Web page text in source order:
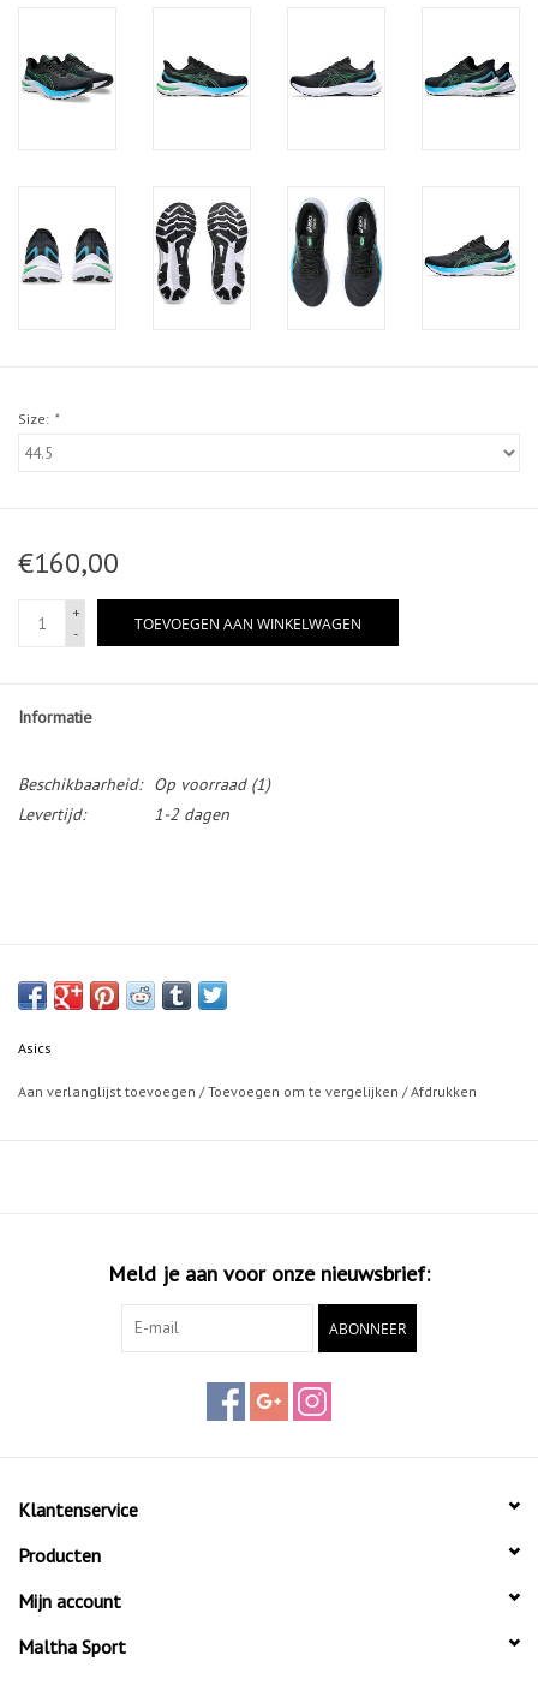
Size: *
€160,00
+
-
TOEVOEGEN AAN WINKELWAGEN
Informatie
Beschikbaarheid: Op voorraad(1)
Levertijd:
1-2 dagen
Asics
Aan verlanglijst toevoegen /Toevoegen om te vergelijken /Afdrukken
Meld je aan voor onze nieuwsbrief:
ABONNEER
Klantenservice
Producten
Mijn account
Maltha Sport